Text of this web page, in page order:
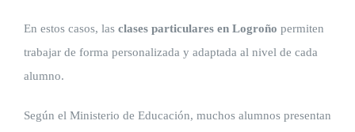
En estos casos, las clases particulares en Logroño permiten
trabajar de forma personalizada y adaptada al nivel de cada
alumno.
Según el Ministerio de Educación, muchos alumnos presentan